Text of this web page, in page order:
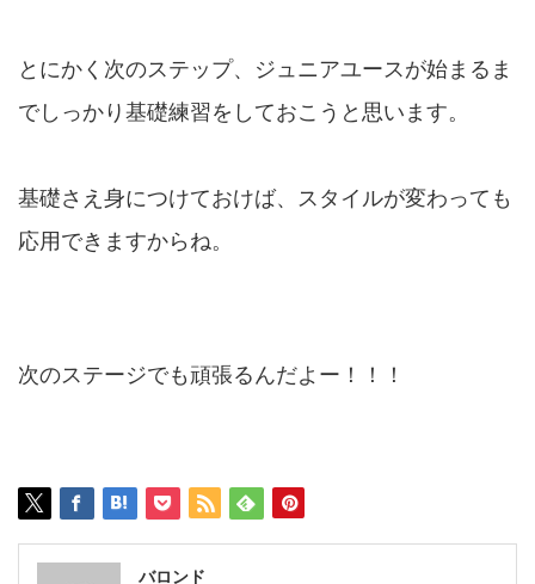
とにかく次のステップ、ジュニアユースが始まるま
でしっかり基礎練習をしておこうと思います。
基礎さえ身につけておけば、スタイルが変わっても
応用できますからね。
次のステージでも頑張るんだよー！！！
バロンド